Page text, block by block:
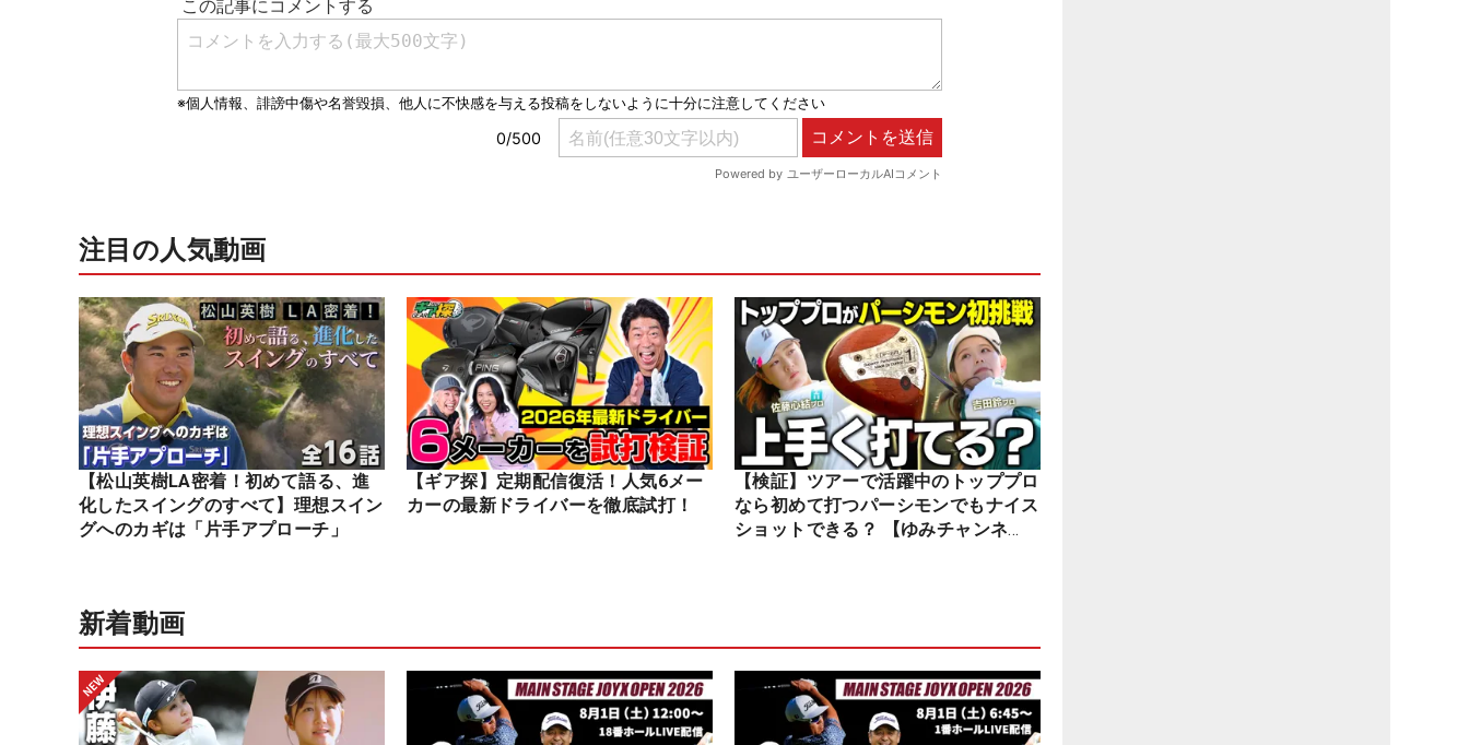
注目の人気動画
【松山英樹LA密着！初めて語る、進
化したスイングのすべて】理想スイン
グへのカギは「片手アプローチ」
【ギア探】定期配信復活！人気6メー
カーの最新ドライバーを徹底試打！
【検証】ツアーで活躍中のトッププロ
なら初めて打つパーシモンでもナイス
ショットできる？ 【ゆみチャンネ
新着動画